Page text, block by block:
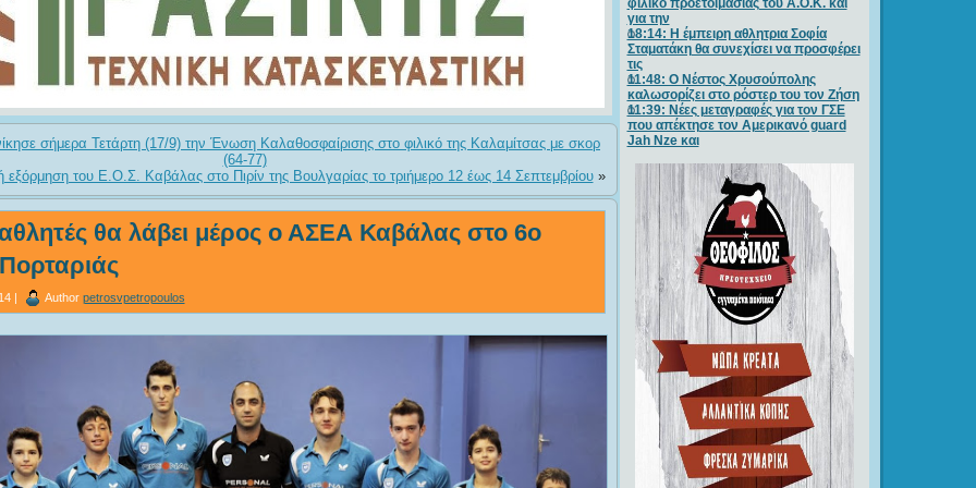
σήμερα Τετάρτη (17/9) την Ένωση Καλαθοσφαίρισης στο φιλικό της Καλαμίτσας με σκορ
(64-77)
εξόρμηση του Ε.Ο.Σ. Καβάλας στο Πιρίν της Βουλγαρίας το τριήμερο 12 έως 14 Σεπτεμβρίου»
θα λάβει μέρος ο ΑΣΕΑ Καβάλας στο 6ο
| Author petrosvpetropoulos
φιλικό προετοιμασίας του Α.Ο.Κ. και
για την
18:14: Η έμπειρη αθλητρια Σοφία
Σταματάκη θα συνεχίσει να προσφέρει
τις
11:48: Ο Νέστος Χρυσούπολης
καλωσορίζει στο ρόστερ του τον Ζήση
11:39: Νέες μεταγραφές για τον ΓΣE
που απέκτησε τον Αμερικανό guard
Jah Nze και